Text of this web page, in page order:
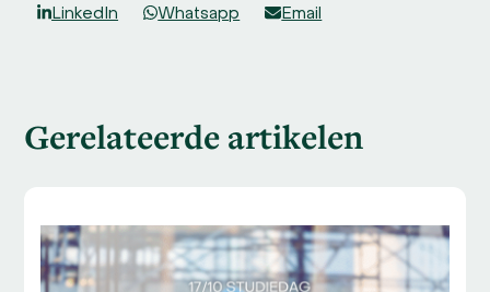
LinkedIn Whatsapp Email
Gerelateerde artikelen
the
left
and